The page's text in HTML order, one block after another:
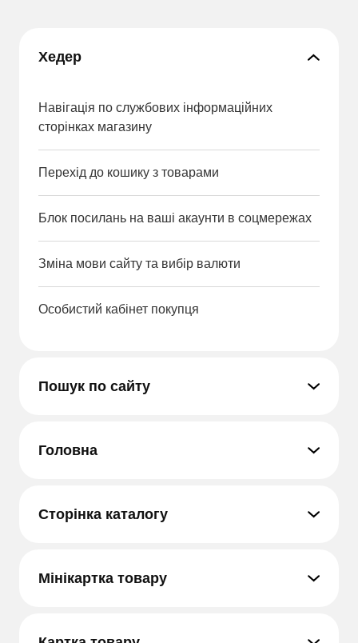
Хедер
Навігація по службових інформаційних
сторінках магазину
Перехід до кошику з товарами
Блок посилань на ваші акаунти в соцмережах
Зміна мови сайту та вибір валюти
Особистий кабінет покупця
Пошук по сайту
Головна
Сторінка каталогу
Мінікартка товару